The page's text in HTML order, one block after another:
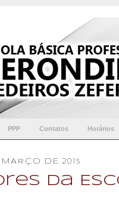
PPP Contatos Horários
DE 2015
da